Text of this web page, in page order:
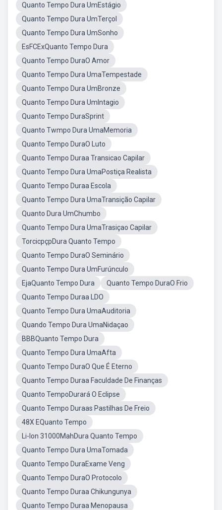
Quanto Tempo Dura UmEstágio
Quanto Tempo Dura UmTerçol
Quanto Tempo Dura UmSonho
EsFCExQuanto Tempo Dura
Quanto Tempo DuraO Amor
Quanto Tempo Dura UmaTempestade
Quanto Tempo Dura UmBronze
Quanto Tempo Dura UmIntagio
Quanto Tempo DuraSprint
Quanto Twmpo Dura UmaMemoria
Quanto Tempo DuraO Luto
Quanto Tempo Duraa Transicao Capilar
Quanto Tempo Dura UmaPostiça Realista
Quanto Tempo Duraa Escola
Quanto Tempo Dura UmaTransição Capilar
Quanto Dura UmChumbo
Quanto Tempo Dura UmaTrasiçao Capilar
TorcicpçpDura Quanto Tempo
Quanto Tempo DuraO Seminário
Quanto Tempo Dura UmFurúnculo
EjaQuanto Tempo Dura
Quanto Tempo DuraO Frio
Quanto Tempo Duraa LDO
Quanto Tempo Dura UmaAuditoria
Quando Tempo Dura UmaNidaçao
BBBQuanto Tempo Dura
Quanto Tempo Dura UmaAfta
Quanto Tempo DuraO Que É Eterno
Quanto Tempo Duraa Faculdade De Finanças
Quanto TempoDurará O Eclipse
Quanto Tempo Duraas Pastilhas De Freio
48X EQuanto Tempo
Li-lon 31000MahDura Quanto Tempo
Quanto Tempo Dura UmaTomada
Quanto Tempo DuraExame Veng
Quanto Tempo DuraO Protocolo
Quanto Tempo Duraa Chikungunya
Quanto Tempo Duraa Menopausa